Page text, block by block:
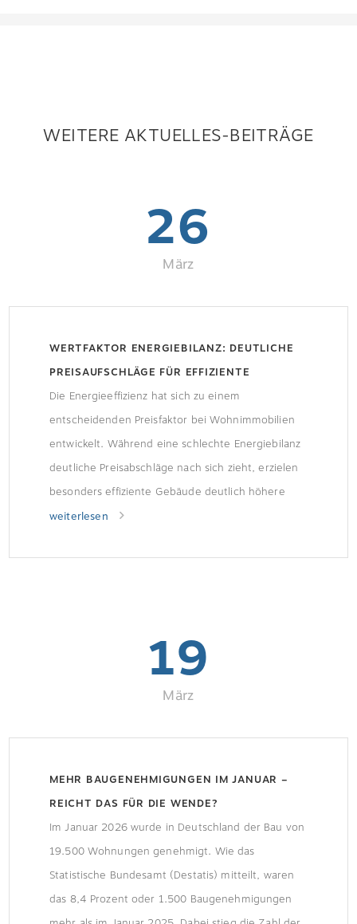
WEITERE AKTUELLES-BEITRÄGE
26
März
WERTFAKTOR ENERGIEBILANZ: DEUTLICHE
PREISAUFSCHLÄGE FÜR EFFIZIENTE
WOHNGEBÄUDE
Die Energieeffizienz hat sich zu einem
entscheidenden Preisfaktor bei Wohnimmobilien
entwickelt. Während eine schlechte Energiebilanz
deutliche Preisabschläge nach sich zieht, erzielen
besonders effiziente Gebäude deutlich höhere
Preise. Wohnungen mit der besten
Durchschnitt rund 20 Prozent mehr als
weiterlesen
19
März
MEHR BAUGENEHMIGUNGEN IM JANUAR –
REICHT DAS FÜR DIE WENDE?
Im Januar 2026 wurde in Deutschland der Bau von
19.500 Wohnungen genehmigt. Wie das
Statistische Bundesamt (Destatis) mitteilt, waren
das 8,4 Prozent oder 1.500 Baugenehmigungen